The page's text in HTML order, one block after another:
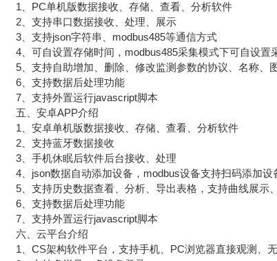
1、PC单机版数据接收、存储、查看、分析软件
2、支持串口数据接收、处理、展示
3、支持json字符串、modbus485等通信方式
4、可自设置存储时间，modbus485采集模式下可自设置
5、支持自助增加、删除、修改监测参数的协议、名称、
6、支持数据后处理功能
7、支持外置运行javascript脚本
五、安卓APP介绍
1、安卓单机版数据接收、存储、查看、分析软件
2、支持蓝牙数据接收
3、手机休眠后软件后台接收、处理
4、json数据自动添加设备，modbus设备支持扫码添加设
5、支持历史数据查看、分析、导出表格，支持曲线展示、
6、支持数据后处理功能
7、支持外置运行javascript脚本
六、云平台介绍
1、CS架构软件平台，支持手机、PC浏览器直接观测、无